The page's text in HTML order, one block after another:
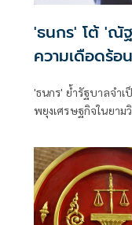
'ธนกร' โต้ 'ณั
ความเดือดร้อ
เงิน 4 แสนล้าน
'ธนกร' ย้ำรัฐบาลจำ
พยุงเศรษฐกิจในยาม
ประชาชนสักครั้ง ไม่